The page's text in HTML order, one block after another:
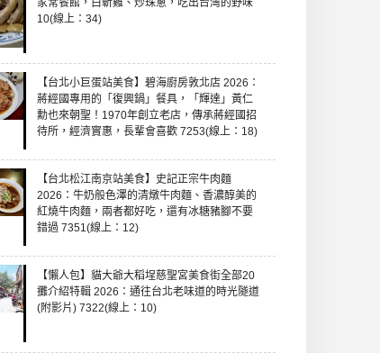
家常餐館，白斬雞、炒珠蔥，吃出台灣的野味
10(線上：34)
【台北小巨蛋站美食】碧海廚房敦北店 2026：
蔣經國專用的「復興鍋」餐具，「輝達」黃仁
勳也來朝聖！1970年創立老店，傳承蔣經國招
待所，經濟實惠，長輩會喜歡 7253(線上：18)
【台北松江南京站美食】史記正宗牛肉麵
2026：牛奶般色澤的清燉牛肉麵、香濃醇美的
紅燒牛肉麵，兩者都好吃，還有冰糖豬腳不要
錯過 7351(線上：12)
【懶人包】貓大爺大稻埕慈聖宮美食街全部20
攤介紹特輯 2026：通往台北老味道的時光隧道
(附影片) 7322(線上：10)